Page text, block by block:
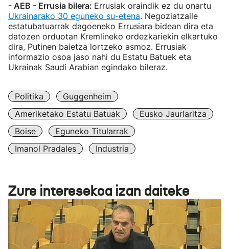
- AEB - Errusia bilera: Errusiak oraindik ez du onartu
Ukrainarako 30 eguneko su-etena. Negoziatzaile
estatubatuarrak dagoeneko Errusiara bidean dira eta
datozen orduotan Kremlineko ordezkariekin elkartuko
dira, Putinen baietza lortzeko asmoz. Errusiak
informazio osoa jaso nahi du Estatu Batuek eta
Ukrainak Saudi Arabian egindako bileraz.
Politika
Guggenheim
Ameriketako Estatu Batuak
Eusko Jaurlaritza
Boise
Eguneko Titularrak
Imanol Pradales
Industria
Zure interesekoa izan daiteke